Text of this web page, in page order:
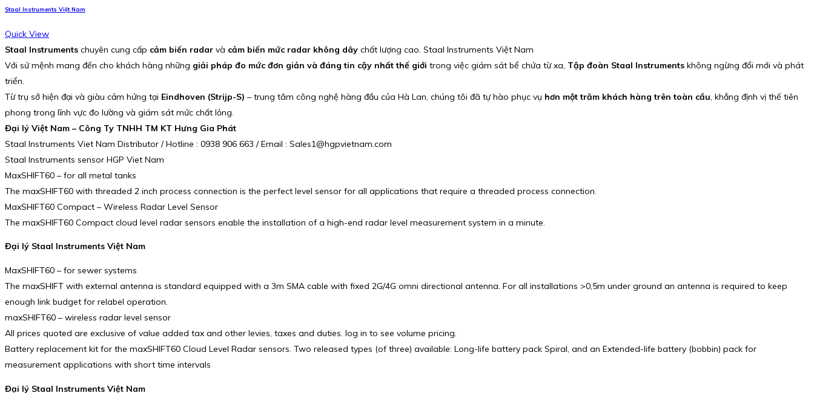
Staal Instruments Việt Nam
Quick View
Staal Instruments chuyên cung cấp cảm biến radar và cảm biến mức radar không dây chất lượng cao. Staal Instruments Việt Nam
Với sứ mệnh mang đến cho khách hàng những giải pháp đo mức đơn giản và đáng tin cậy nhất thế giới trong việc giám sát bể chứa từ xa, Tập đoàn Staal Instruments không ngừng đổi mới và phát
triển.
Từ trụ sở hiện đại và giàu cảm hứng tại Eindhoven (Strijp-S) – trung tâm công nghệ hàng đầu của Hà Lan, chúng tôi đã tự hào phục vụ hơn một trăm khách hàng trên toàn cầu, khẳng định vị thế tiên
phong trong lĩnh vực đo lường và giám sát mức chất lỏng.
Đại lý Việt Nam – Công Ty TNHH TM KT Hưng Gia Phát
Staal Instruments Viet Nam Distributor / Hotline : 0938 906 663 / Email : Sales1@hgpvietnam.com
Staal Instruments sensor HGP Viet Nam
MaxSHIFT60 – for all metal tanks
The maxSHIFT60 with threaded 2 inch process connection is the perfect level sensor for all applications that require a threaded process connection.
MaxSHIFT60 Compact – Wireless Radar Level Sensor
The maxSHIFT60 Compact cloud level radar sensors enable the installation of a high-end radar level measurement system in a minute.
Đại lý Staal Instruments Việt Nam
MaxSHIFT60 – for sewer systems
The maxSHIFT with external antenna is standard equipped with a 3m SMA cable with fixed 2G/4G omni directional antenna. For all installations >0,5m under ground an antenna is required to keep
enough link budget for relabel operation.
maxSHIFT60 – wireless radar level sensor
All prices quoted are exclusive of value added tax and other levies, taxes and duties. log in to see volume pricing.
Battery replacement kit for the maxSHIFT60 Cloud Level Radar sensors. Two released types (of three) available: Long-life battery pack Spiral, and an Extended-life battery (bobbin) pack for
measurement applications with short time intervals
Đại lý Staal Instruments Việt Nam